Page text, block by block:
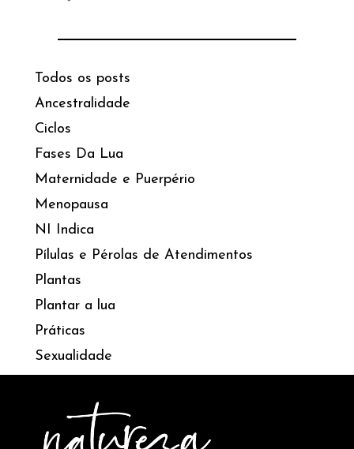
Todos os posts
Ancestralidade
Ciclos
Fases Da Lua
Maternidade e Puerpério
Menopausa
NI Indica
Pílulas e Pérolas de Atendimentos
Plantas
Plantar a lua
Práticas
Sexualidade